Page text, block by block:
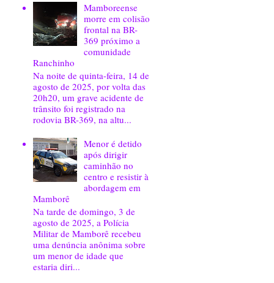
Mamboreense
morre em colisão
frontal na BR-
369 próximo a
comunidade
Ranchinho
Na noite de quinta-feira, 14 de
agosto de 2025, por volta das
20h20, um grave acidente de
trânsito foi registrado na
rodovia BR-369, na altu...
Menor é detido
após dirigir
caminhão no
centro e resistir à
abordagem em
Mamborê
Na tarde de domingo, 3 de
agosto de 2025, a Polícia
Militar de Mamborê recebeu
uma denúncia anônima sobre
um menor de idade que
estaria diri...